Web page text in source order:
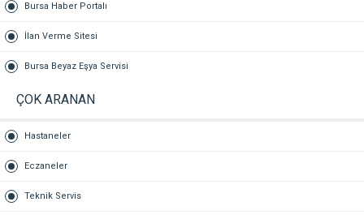
Bursa Haber Portalı
İlan Verme Sitesi
Bursa Beyaz Eşya Servisi
ÇOK ARANAN
Hastaneler
Eczaneler
Teknik Servis